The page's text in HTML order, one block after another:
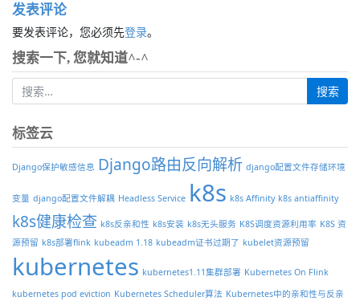
发表评论
要发表评论，您必须先登录。
搜索一下, 您就知道^-^
标签云
Django保护敏感信息 Django路由反向解析 django配置文件存储环境
变量 django配置文件解耦 Headless Service k8s k8s Affinity k8s antiaffinity
k8s健康检查 k8s反亲和性 k8s安装 k8s无头服务 K8S调度资源利用率 K8S 资
源预留 k8s部署flink kubeadm 1.18 kubeadm证书过期了 kubelet资源预留
kubernetes kubernetes1.11集群部署 Kubernetes On Flink
kubernetes pod eviction Kubernetes Scheduler算法 Kubernetes中的亲和性与反亲